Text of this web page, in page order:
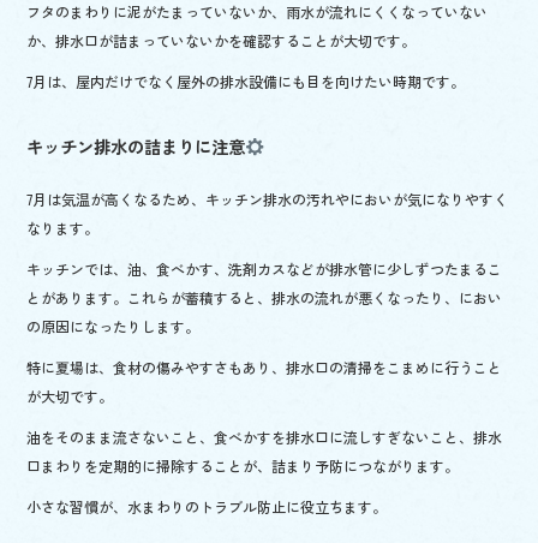
フタのまわりに泥がたまっていないか、雨水が流れにくくなっていない
か、排水口が詰まっていないかを確認することが大切です。
7月は、屋内だけでなく屋外の排水設備にも目を向けたい時期です。
キッチン排水の詰まりに注意
7月は気温が高くなるため、キッチン排水の汚れやにおいが気になりやすく
なります。
キッチンでは、油、食べかす、洗剤カスなどが排水管に少しずつたまるこ
とがあります。これらが蓄積すると、排水の流れが悪くなったり、におい
の原因になったりします。
特に夏場は、食材の傷みやすさもあり、排水口の清掃をこまめに行うこと
が大切です。
油をそのまま流さないこと、食べかすを排水口に流しすぎないこと、排水
口まわりを定期的に掃除することが、詰まり予防につながります。
小さな習慣が、水まわりのトラブル防止に役立ちます。